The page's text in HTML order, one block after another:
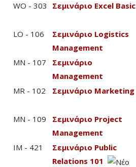
WO - 303 Σεμινάριο Excel Basic
LO - 106
Σεμινάριο Logistics
Management
MN - 107
Σεμινάριο
Management
MR - 102
Σεμινάριο Marketing
MN - 109
Σεμινάριο Project
Management
IM - 421
Σεμινάριο Public
Relations 101